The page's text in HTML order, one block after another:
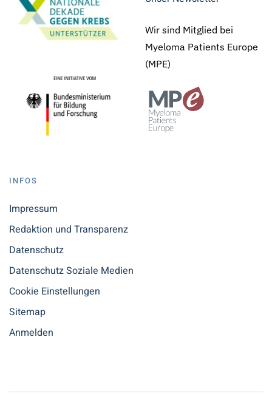
Wir sind Mitglied bei
Myeloma Patients Europe
(MPE)
INFOS
Impressum
Redaktion und Transparenz
Datenschutz
Datenschutz Soziale Medien
Cookie Einstellungen
Sitemap
Anmelden